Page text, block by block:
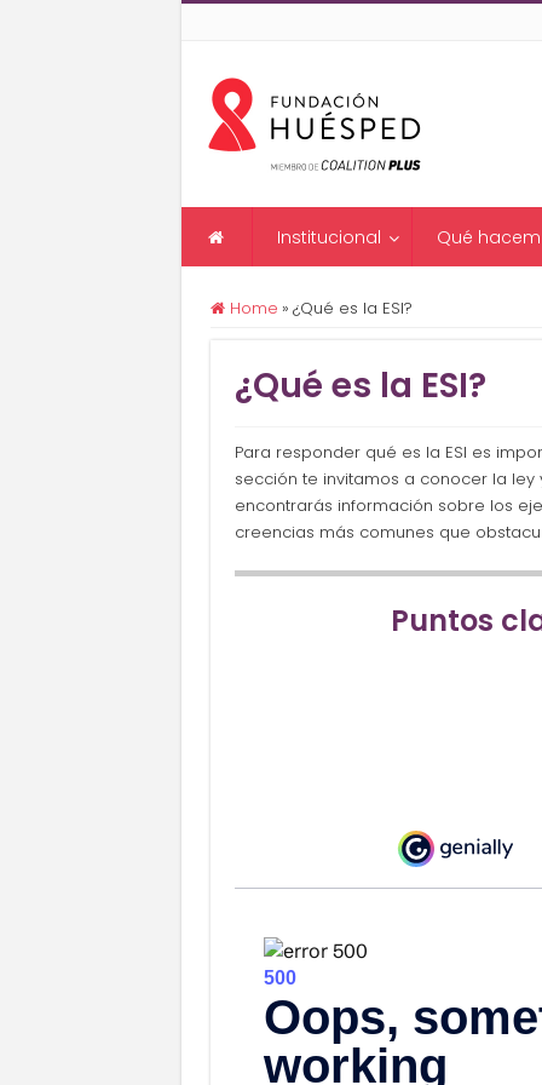
Institucional Qué
Home » ¿Qué es la ESI?
¿Qué es la ESI?
Para responder qué es la ESI es
sección te invitamos a conocer la
encontrarás información sobre los
creencias más comunes que
Puntos